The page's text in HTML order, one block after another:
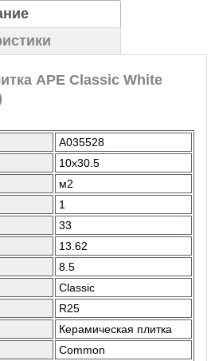
APE Classic White
A035528
10x30.5
м2
1
33
13.62
8.5
Classic
R25
Керамическая плитка
Common